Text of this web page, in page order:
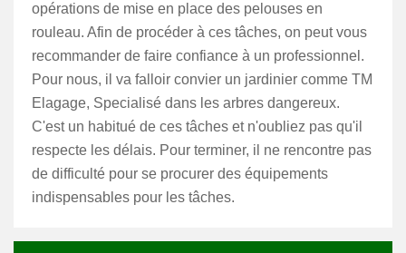
opérations de mise en place des pelouses en
rouleau. Afin de procéder à ces tâches, on peut vous
recommander de faire confiance à un professionnel.
Pour nous, il va falloir convier un jardinier comme TM
Elagage, Specialisé dans les arbres dangereux.
C'est un habitué de ces tâches et n'oubliez pas qu'il
respecte les délais. Pour terminer, il ne rencontre pas
de difficulté pour se procurer des équipements
indispensables pour les tâches.